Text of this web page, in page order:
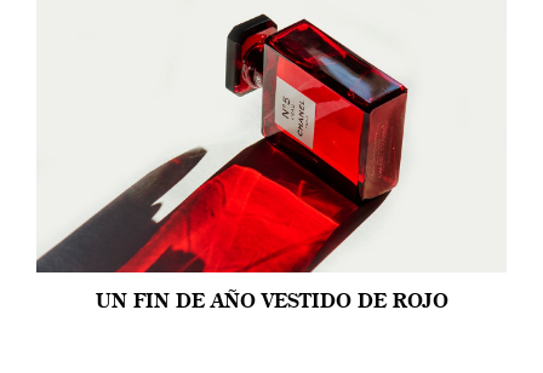
UN FIN DE AÑO VESTIDO DE ROJO